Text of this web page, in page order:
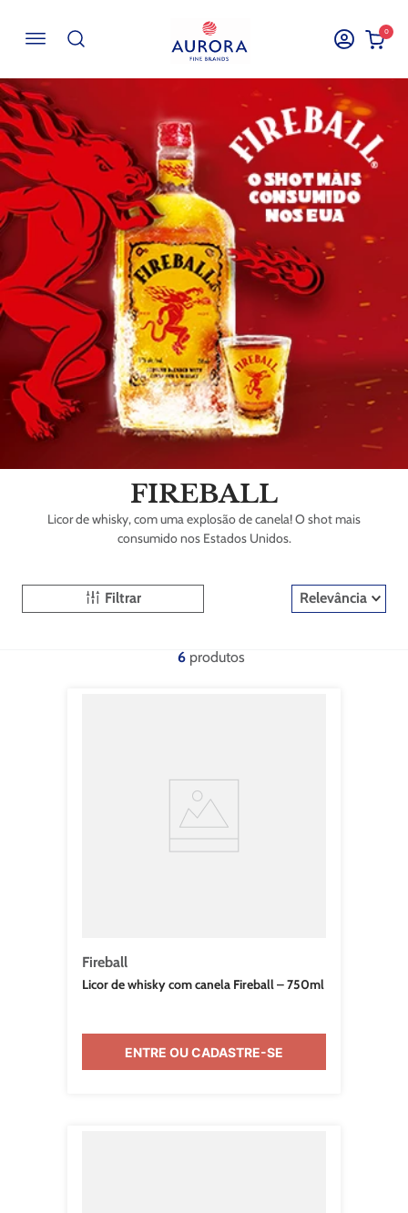
0
Buscar por EAN, Cod ou Descrição
FIREBALL
Licor de whisky, com uma explosão de canela! O shot mais
consumido nos Estados Unidos.
Filtrar Relevância
6
Fireball
Licor de whisky com canela Fireball – 750ml
ENTRE OU CADASTRE-SE